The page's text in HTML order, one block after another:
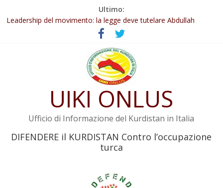
Ultimo:
Abdullah Öcalan: Le legge negativa deve essere trasformata in
legge positiva
Leadership del movimento: la legge deve tutelare Abdullah
Commissione donne del KNK: Şengal è di nuovo sotto minaccia
Non tenere conto della situazione di Rêber Apo ostacolerebbe
Il KNK chiede un’azione internazionale contro i crimini di guerra
UIKI ONLUS
Ufficio di Informazione del Kurdistan in Italia
DIFENDERE il KURDISTAN Contro l’occupazione
turca